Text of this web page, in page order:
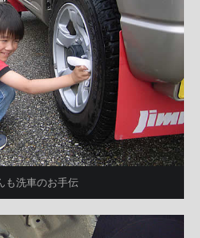
も洗車のお手伝